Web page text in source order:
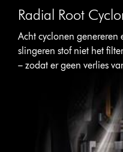
Radial Root
Acht cyclonen
slingeren stof niet het
– zodat er geen verlies